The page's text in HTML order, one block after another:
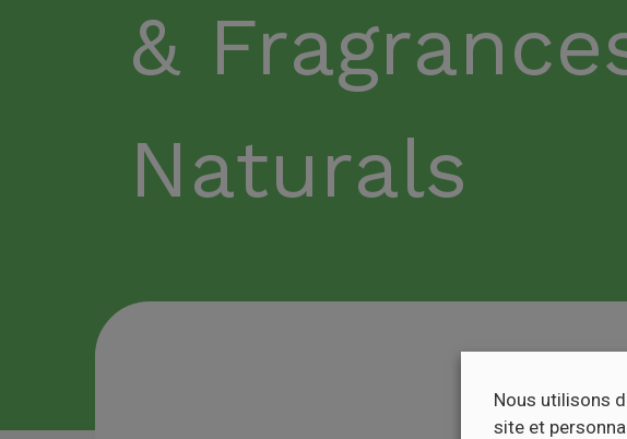
&
Naturals
Nous utilisons
site et